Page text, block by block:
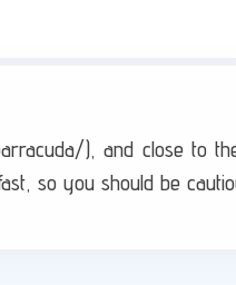
), and close to
so you should be